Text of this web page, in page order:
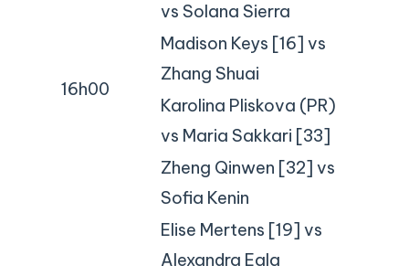
16h00
vs Solana Sierra
Madison Keys [16] vs
Zhang Shuai
Karolina Pliskova (PR)
vs Maria Sakkari [33]
Zheng Qinwen [32] vs
Sofia Kenin
Elise Mertens [19] vs
Alexandra Eala